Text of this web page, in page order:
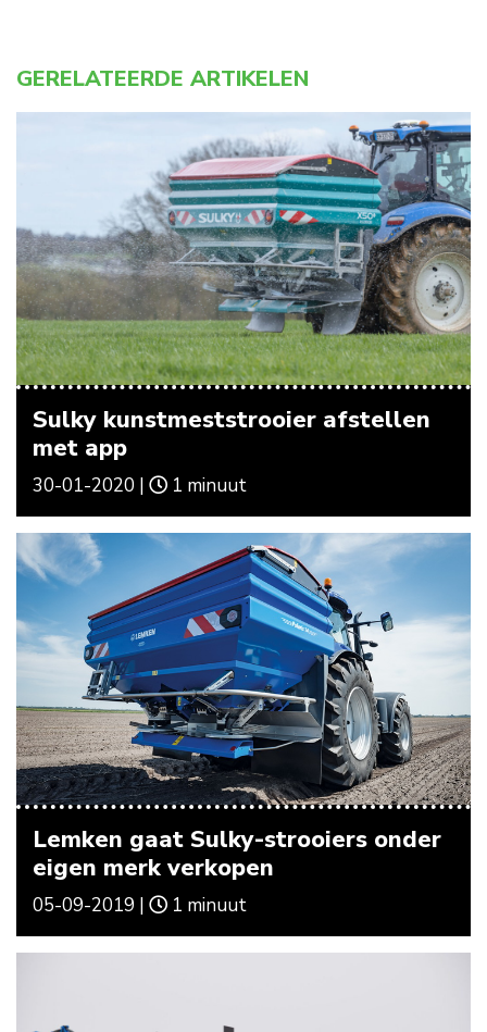
GERELATEERDE ARTIKELEN
Sulky kunstmeststrooier afstellen
met app
30-01-2020 | 1 minuut
Lemken gaat Sulky-strooiers onder
eigen merk verkopen
05-09-2019 | 1 minuut